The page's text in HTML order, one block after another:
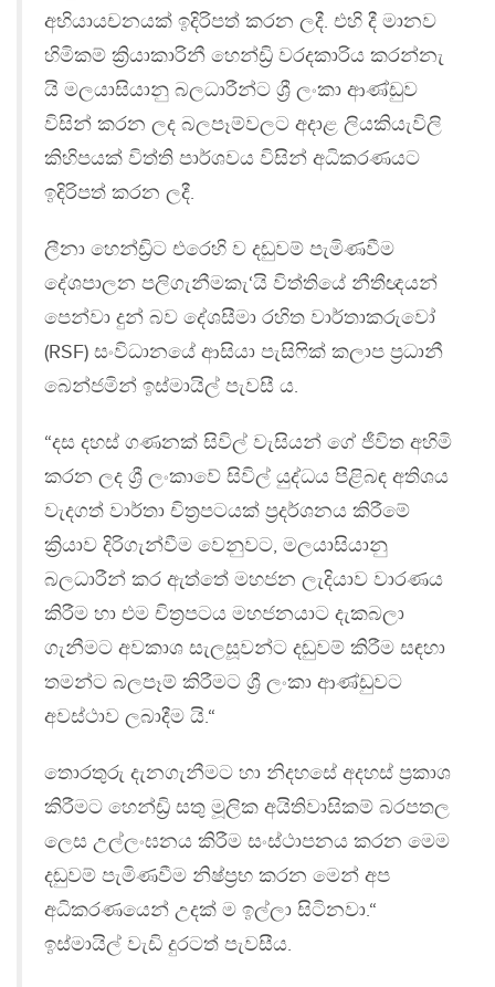
අභියායචනයක් ඉදිරිපත් කරන ලදී. එහි දී මානව
හිමිකම් ක්‍රියාකාරිනී හෙන්ඩ්‍රි වරදකාරිය කරන්නැ
යි මලයාසියානු බලධාරීන්ට ශ්‍රී ලංකා ආණ්ඩුව
විසින් කරන ලද බලපෑම්වලට අදාළ ලියකියැවිලි
කිහිපයක් විත්ති පාර්ශවය විසින් අධිකරණයට
ඉදිරිපත් කරන ලදී.
ලීනා හෙන්ඩ්‍රිට එරෙහි ව දඬුවම් පැමිණවීම
දේශපාලන පලිගැනීමකැ‘යි විත්තියේ නීතීඥයන්
පෙන්වා දුන් බව දේශසීමා රහිත වාර්තාකරුවෝ
(RSF) සංවිධානයේ ආසියා පැසිෆික් කලාප ප්‍ර‍ධානී
බෙන්ජමින් ඉස්මායිල් පැවසී ය.
“දස දහස් ගණනක් සිවිල් වැසියන් ගේ ජීවිත අහිමි
කරන ලද ශ්‍රී ලංකාවේ සිවිල් යුද්ධය පිළිබඳ අතිශය
වැදගත් වාර්තා චිත්‍ර‍පටයක් ප්‍රදර්ශනය කිරීමේ
ක්‍රියාව දිරිගැන්වීම වෙනුවට, මලයාසියානු
බලධාරීන් කර ඇත්තේ මහජන ලැදියාව වාරණය
කිරීම හා එම චිත්‍ර‍පටය මහජනයාට දැකබලා
ගැනීමට අවකාශ සැලසූවන්ට දඬුවම් කිරීම සඳහා
තමන්ට බලපෑම් කිරීමට ශ්‍රී ලංකා ආණ්ඩුවට
අවස්ථාව ලබාදීම යි.“
තොරතුරු දැනගැනීමට හා නිදහසේ අදහස් ප්‍ර‍කාශ
කිරීමට හෙන්ඩ්‍රි සතු මූලික අයිතිවාසිකම් බරපතල
ලෙස උල්ලංඝනය කිරීම සංස්ථාපනය කරන මෙම
දඬුවම් පැමිණවීම නිෂ්ප්‍ර‍භ කරන මෙන් අප
අධිකරණයෙන් උදක් ම ඉල්ලා සිටිනවා.“
ඉස්මායිල් වැඩි දුරටත් පැවසීය.